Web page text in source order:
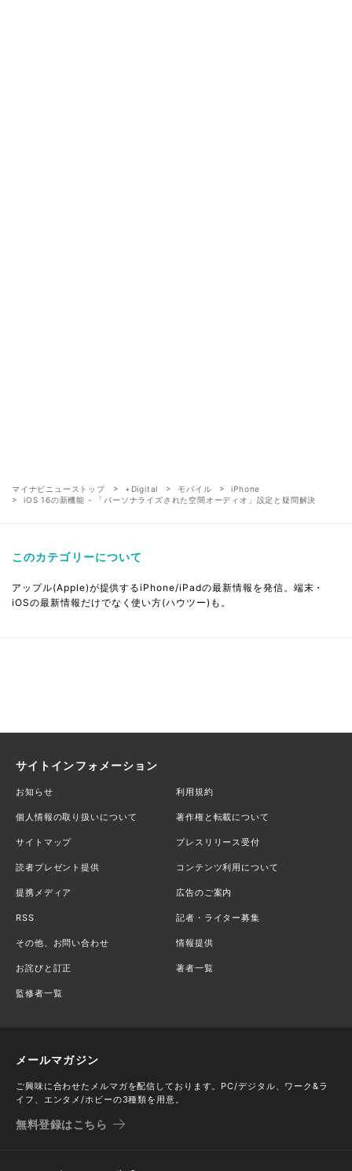
マイナビニューストップ +Digital モバイル
iPhone
iOS 16の新機能 - 「パーソナライズされた空間オーディオ」設定と疑問解決
このカテゴリーについて
アップル(Apple)が提供するiPhone/iPadの最新情報を発信。端末・
iOSの最新情報だけでなく使い方(ハウツー)も。
サイトインフォメーション
お知らせ 利用規約
個人情報の取り扱いについて 著作権と転載について
サイトマップ プレスリリース受付
読者プレゼント提供 コンテンツ利用について
提携メディア 広告のご案内
RSS 記者・ライター募集
その他、お問い合わせ 情報提供
お詫びと訂正 著者一覧
監修者一覧
メールマガジン
ご興味に合わせたメルマガを配信しております。PC/デジタル、ワーク&ラ
イフ、エンタメ/ホビーの3種類を用意。
無料登録はこちら